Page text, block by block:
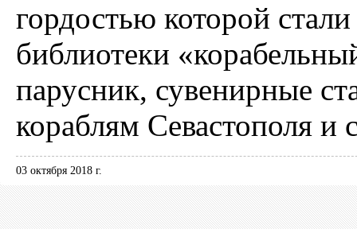
гордостью которой
библиотеки
парусник, сувенирные
кораблям Севастополя
03 октября 2018 г.